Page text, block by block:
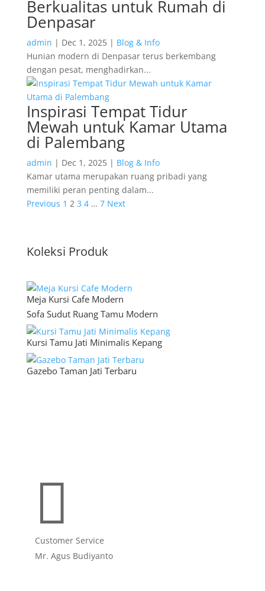
Berkualitas untuk Rumah di
Denpasar
admin | Dec 1, 2025 | Blog & Info
Hunian modern di Denpasar terus berkembang
dengan pesat, menghadirkan...
Inspirasi Tempat Tidur
Mewah untuk Kamar Utama
di Palembang
admin | Dec 1, 2025 | Blog & Info
Kamar utama merupakan ruang pribadi yang
memiliki peran penting dalam...
Previous 1 2 3 4 … 7 Next
Koleksi Produk
Meja Kursi Cafe Modern
Sofa Sudut Ruang Tamu Modern
Kursi Tamu Jati Minimalis Kepang
Gazebo Taman Jati Terbaru

Customer Service
Mr. Agus Budiyanto